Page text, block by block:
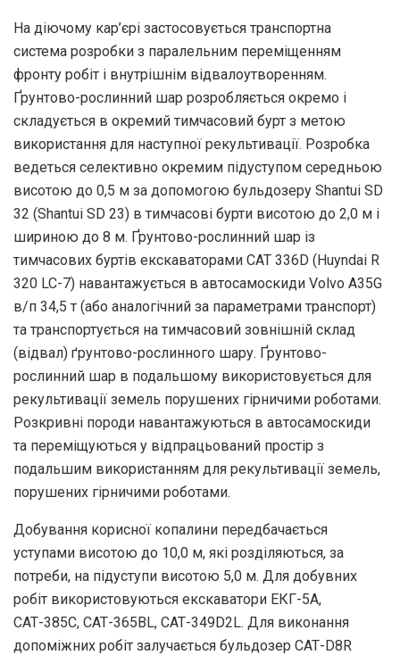
На діючому кар’єрі застосовується транспортна
система розробки з паралельним переміщенням
фронту робіт і внутрішнім відвалоутворенням.
Ґрунтово-рослинний шар розробляється окремо і
складується в окремий тимчасовий бурт з метою
використання для наступної рекультивації. Розробка
ведеться селективно окремим підуступом середньою
висотою до 0,5 м за допомогою бульдозеру Shantui SD
32 (Shantui SD 23) в тимчасові бурти висотою до 2,0 м і
шириною до 8 м. Ґрунтово-рослинний шар із
тимчасових буртів екскаваторами CAT 336D (Huyndai R
320 LC-7) навантажується в автосамоскиди Volvo A35G
в/п 34,5 т (або аналогічний за параметрами транспорт)
та транспортується на тимчасовий зовнішній склад
(відвал) ґрунтово-рослинного шару. Ґрунтово-
рослинний шар в подальшому використовується для
рекультивації земель порушених гірничими роботами.
Розкривні породи навантажуються в автосамоскиди
та переміщуються у відпрацьований простір з
подальшим використанням для рекультивації земель,
порушених гірничими роботами.
Добування корисної копалини передбачається
уступами висотою до 10,0 м, які розділяються, за
потреби, на підуступи висотою 5,0 м. Для добувних
робіт використовуються екскаватори ЕКГ-5А,
CАТ-385C, CАТ-365BL, CАТ-349D2L. Для виконання
допоміжних робіт залучається бульдозер CАТ-D8R